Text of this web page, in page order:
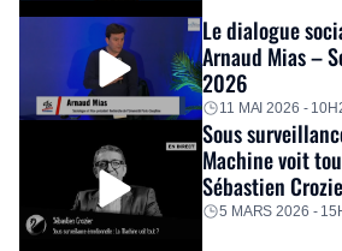
Le dialogue
Arnaud Mias –
2026
11 MAI 2026 -
Sous
Machine voit
Sébastien
5 MARS 2026 -